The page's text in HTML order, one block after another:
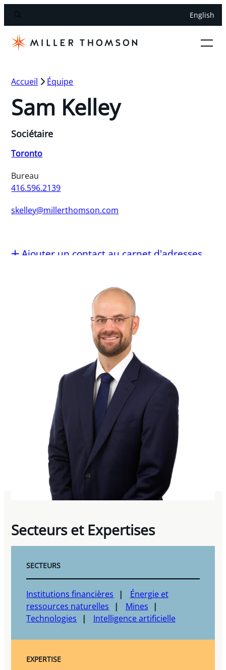
English
Accueil Équipe
Sam Kelley
Sociétaire
Toronto
Bureau
416.596.2139
skelley@millerthomson.com
Ajouter un contact au carnet d'adresses
Secteurs et Expertises
SECTEURS
Institutions financières
Énergie et
ressources naturelles
Mines
Technologies
Intelligence artificielle
EXPERTISE